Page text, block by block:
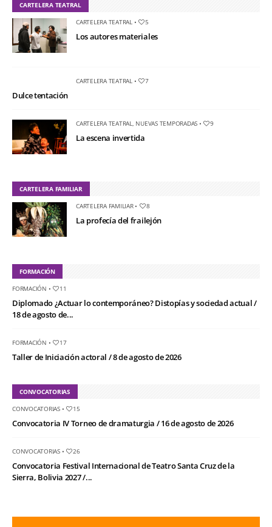
CARTELERA TEATRAL
CARTELERA TEATRAL• 5
Los autores materiales
CARTELERA TEATRAL• 7
Dulce tentación
CARTELERA TEATRAL, NUEVAS TEMPORADAS • 9
La escena invertida
CARTELERA FAMILIAR
CARTELERA FAMILIAR• 8
La profecía del frailejón
FORMACIÓN
FORMACIÓN • 11
Diplomado ¿Actuar lo contemporáneo? Distopías y sociedad actual /
18 de agosto de...
FORMACIÓN • 17
Taller de Iniciación actoral / 8 de agosto de 2026
CONVOCATORIAS
CONVOCATORIAS• 15
Convocatoria IV Torneo de dramaturgia / 16 de agosto de 2026
CONVOCATORIAS• 26
Convocatoria Festival Internacional de Teatro Santa Cruz de la
Sierra, Bolivia 2027 /...